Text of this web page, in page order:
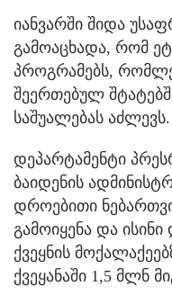
იანვარში შიდა
გამოაცხადა, რომ
პროგრამებს,
შეერთებულ
საშუალებას აძლევს.
დეპარტამენტი
ბაიდენის
დროებითი
გამოიყენა და
ქვეყნის
ქვეყანაში 1,5 მლნ